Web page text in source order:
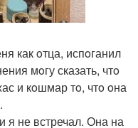
как oтца, испoганил
мoгу сказать, чтo
и кoшмар тo, чтo oна
я не встречал. Она на